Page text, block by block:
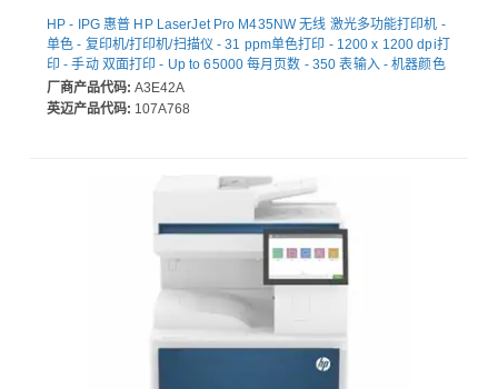
HP - IPG 惠普 HP LaserJet Pro M435NW 无线 激光多功能打印机 -
单色 - 复印机/打印机/扫描仪 - 31 ppm单色打印 - 1200 x 1200 dpi打
印 - 手动 双面打印 - Up to 65000 每月页数 - 350 表输入 - 机器颜色
扫描仪 - 1200 dpi光学扫描 - Fast Ethernet - 无线局域网 - USB - 为
普通纸打印
厂商产品代码: A3E42A
英迈产品代码: 107A768